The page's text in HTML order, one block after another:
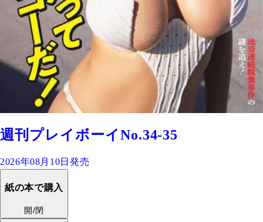
週刊プレイボーイNo.34-35
2026年08月10日発売
紙の本で購入
開/閉